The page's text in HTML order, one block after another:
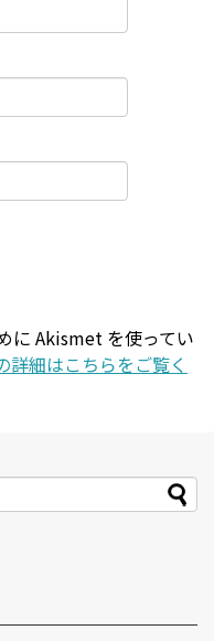
に Akismet を使ってい
詳細はこちらをご覧く